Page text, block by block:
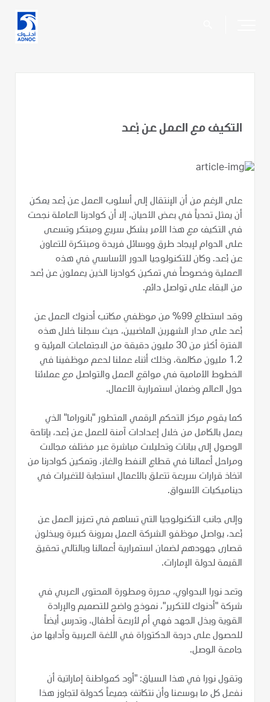
التكيف مع العمل عن بُعد
على الرغم من أن الإنتقال إلى أسلوب العمل عن بُعد يمكن
أن يمثل تحدياً في بعض الأحيان، إلا أن كوادرنا العاملة نجحت
في التكيف مع هذا الأمر بشكل سريع ومبتكر وتسعى
على الدوام لإيجاد طرق ووسائل فريدة ومبتكرة للتعاون
عن بُعد. وكان للتكنولوجيا الدور الأساسي في هذه
العملية وخصوصاً في تمكين كوادرنا الذين يعملون عن بُعد
من البقاء على تواصل دائم.
وقد استطاع 99% من موظفي مكاتب أدنوك العمل عن
بُعد على مدار الشهرين الماضيين، حيث سجلنا خلال هذه
الفترة أكثر من 30 مليون دقيقة من الاجتماعات المرئية و
1.2 مليون مكالمة، وذلك أثناء عملنا لدعم موظفينا في
الخطوط الأمامية في مواقع العمل والتواصل مع عملائنا
حول العالم وضمان استمرارية الأعمال.
كما يقوم مركز التحكم الرقمي المتطور "بانوراما" الذي
يعمل بالكامل من خلال إعدادات آمنة للعمل عن بُعد، بإتاحة
الوصول إلى بيانات وتحليلات مباشرة عبر مختلف مجالات
ومراحل أعمالنا في قطاع النفط والغاز، وتمكين كوادرنا من
اتخاذ قرارات سريعة تتعلق بالأعمال استجابة للتغيرات في
ديناميكيات الأسواق.
وإلى جانب التكنولوجيا التي تساهم في تعزيز العمل عن
بُعد، يواصل موظفو الشركة العمل بمرونة كبيرة ويبذلون
قصارى جهودهم لضمان استمرارية أعمالنا وبالتالي تحقيق
القيمة لدولة الإمارات.
وتعد نورا البدواوي، محررة ومطورة المحتوى العربي في
شركة "أدنوك للتكرير"، نموذج واضح للتصميم والإرادة
القوية وبذل الجهد فهي أم لأربعة أطفال، وتدرس أيضاً
للحصول على درجة الدكتوراة في اللغة العربية وآدابها من
جامعة الوصل.
وتقول نورا في هذا السياق: "أود كمواطنة إماراتية أن
نفعل كل ما بوسعنا وأن نتكاتف جميعاً كدولة لتجاوز هذا